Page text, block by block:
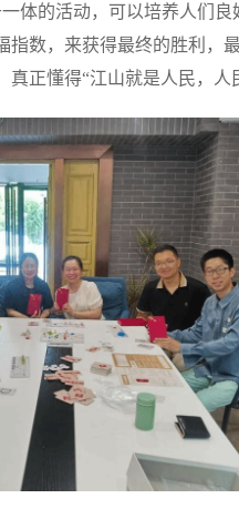
体的活动，可以培养人们
数，来获得最终的胜利，
正懂得“江山就是人民，人